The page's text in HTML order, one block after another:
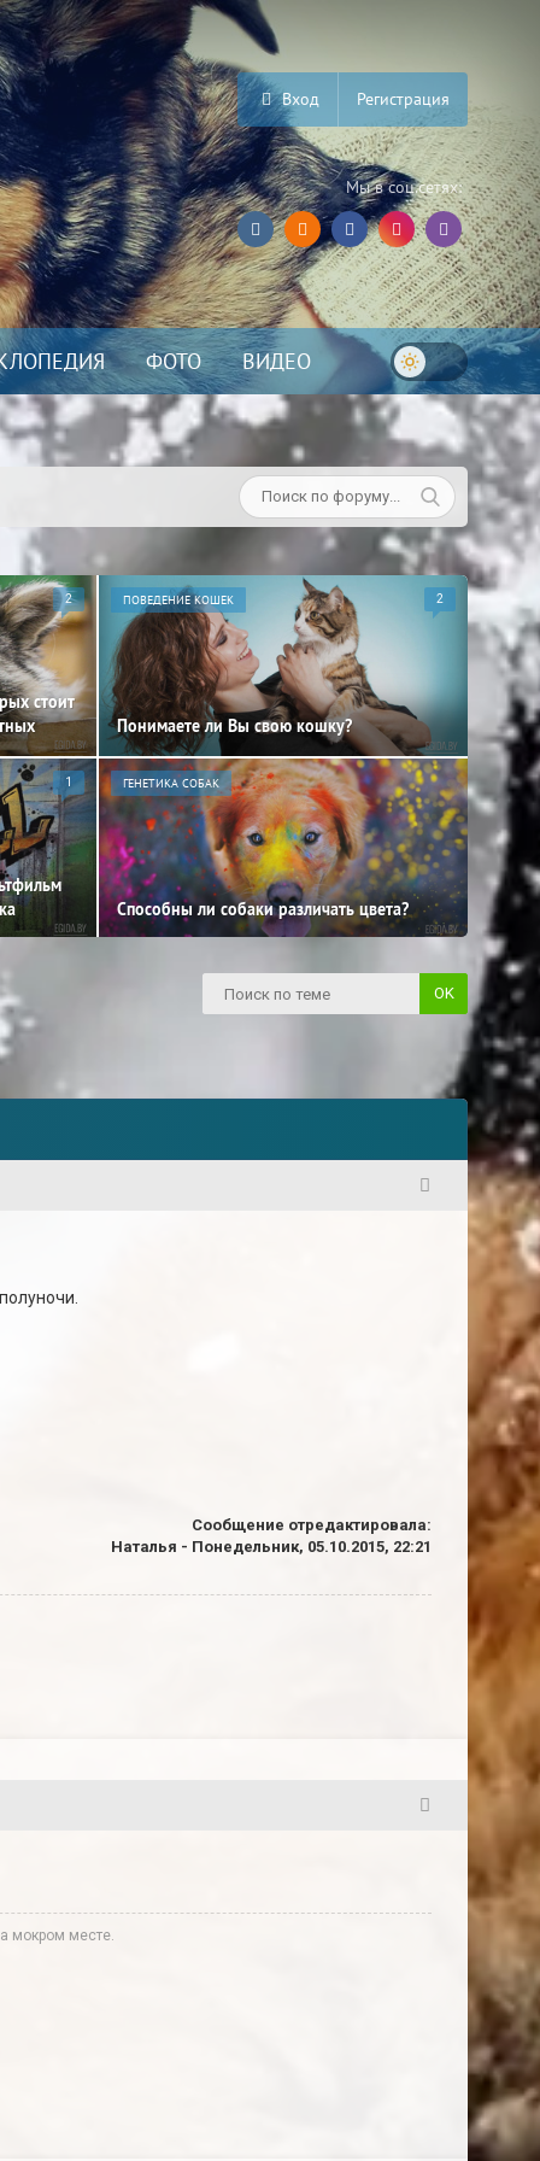
Вход Регистрация
Мы в соц.сетях:
ФОТО ВИДЕО
2
стоит
ПОВЕДЕНИЕ КОШЕК 2
Понимаете ли Вы свою кошку?
1 ГЕНЕТИКА СОБАК
Способны ли собаки различать цвета?
Сообщение отредактировала:
Наталья - Понедельник, 05.10.2015, 22:21
мокром месте.